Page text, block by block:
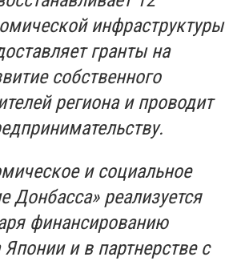
инфраструктуры
гранты на
собственного
региона и проводит
и социальное
Донбасса» реализуется
финансированию
Японии и в партнерстве с